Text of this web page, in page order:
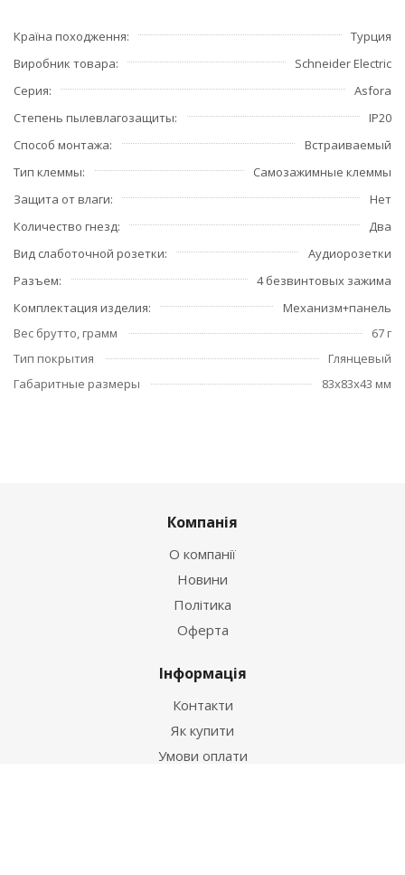
Країна походження
Турция
Виробник товара
Schneider Electric
Серия
Asfora
Степень пылевлагозащиты
IP20
Способ монтажа
Встраиваемый
Тип клеммы
Самозажимные клеммы
Защита от влаги
Нет
Количество гнезд
Два
Вид слаботочной розетки
Аудиорозетки
Разъем
4 безвинтовых зажима
Комплектация изделия
Механизм+панель
Вес брутто, грамм
67 г
Тип покрытия
Глянцевый
Габаритные размеры
83x83x43 мм
Компанія
О компанії
Новини
Політика
Оферта
Інформація
Контакти
Як купити
Умови оплати